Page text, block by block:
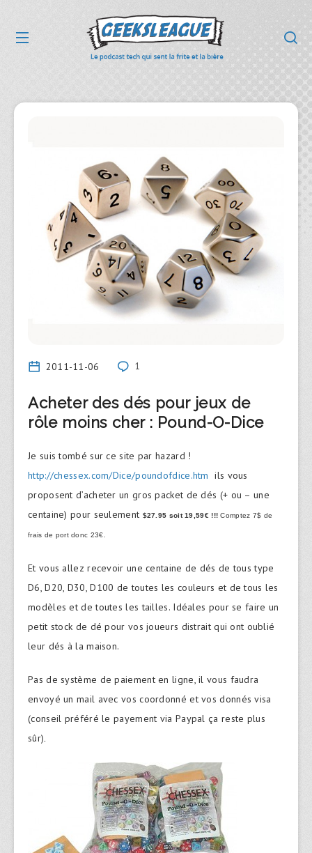
2011-11-06 1
Acheter des dés pour jeux de
rôle moins cher : Pound-O-Dice
Je suis tombé sur ce site par hazard !
http://chessex.com/Dice/poundofdice.htm ils vous
proposent d’acheter un gros packet de dés (+ ou – une
centaine) pour seulement $27.95 soit19,59€ !!! Comptez 7$ de
frais de port donc 23€.
Et vous allez recevoir une centaine de dés de tous type
D6, D20, D30, D100 de toutes les couleurs et de tous les
modèles et de toutes les tailles. Idéales pour se faire un
petit stock de dé pour vos joueurs distrait qui ont oublié
leur dés à la maison.
Pas de système de paiement en ligne, il vous faudra
envoyé un mail avec vos coordonné et vos donnés visa
(conseil préféré le payement via Paypal ça reste plus
sûr).